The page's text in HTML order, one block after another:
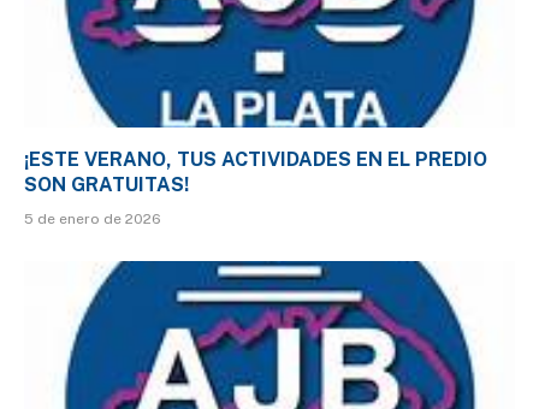
¡ESTE VERANO, TUS ACTIVIDADES EN EL PREDIO
SON GRATUITAS!
5 de enero de 2026